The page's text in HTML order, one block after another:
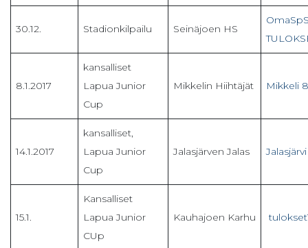
30.12. Stadionkilpailu Seinäjoen HS
8.1.2017
kansalliset
Lapua Junior
Cup
Mikkelin Hiihtäjät Mikkeli
14.1.2017
kansalliset,
Lapua Junior
Cup
Jalasjärven Jalas Jalasjärvi
15.1.
Kansalliset
Lapua Junior
CUp
Kauhajoen Karhu